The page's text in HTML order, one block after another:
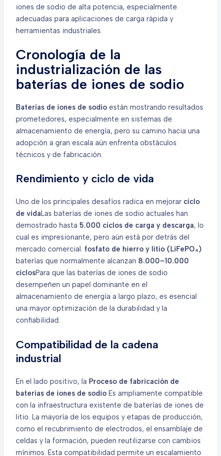
iones de sodio de alta potencia, especialmente
adecuadas para aplicaciones de carga rápida y
herramientas industriales.
Cronología de la
industrialización de las
baterías de iones de sodio
Baterías de iones de sodioestán mostrando resultados
prometedores, especialmente en sistemas de
almacenamiento de energía, pero su camino hacia una
adopción a gran escala aún enfrenta obstáculos
técnicos y de fabricación.
Rendimiento y ciclo de vida
Uno de los principales desafíos radica en mejorar ciclo
de vidaLas baterías de iones de sodio actuales han
demostrado hasta 5.000 ciclos de carga y descarga, lo
cual es impresionante, pero aún está por detrás del
mercado comercial. fosfato de hierro y litio (LiFePO₄)
baterías que normalmente alcanzan 8.000–10.000
ciclosPara que las baterías de iones de sodio
desempeñen un papel dominante en el
almacenamiento de energía a largo plazo, es esencial
una mayor optimización de la durabilidad y la
confiabilidad.
Compatibilidad de la cadena
industrial
En el lado positivo, la Proceso de fabricación de
baterías de iones de sodioEs ampliamente compatible
con la infraestructura existente de baterías de iones de
litio. La mayoría de los equipos y etapas de producción,
como el recubrimiento de electrodos, el ensamblaje de
celdas y la formación, pueden reutilizarse con cambios
mínimos. Esta compatibilidad permite un escalamiento